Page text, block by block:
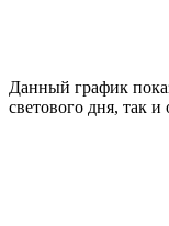
Данный график
светового дня, так